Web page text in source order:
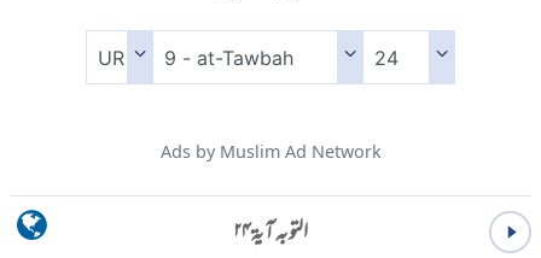
Ads by Muslim Ad Network
التوبہ آية ۲۴